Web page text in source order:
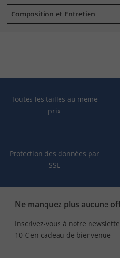
Composition et Entretien
Toutes les tailles au même
prix
Protection des données par
SSL
Ne manquez plus aucune
Inscrivez-vous à notre
10 € en cadeau de bienvenue